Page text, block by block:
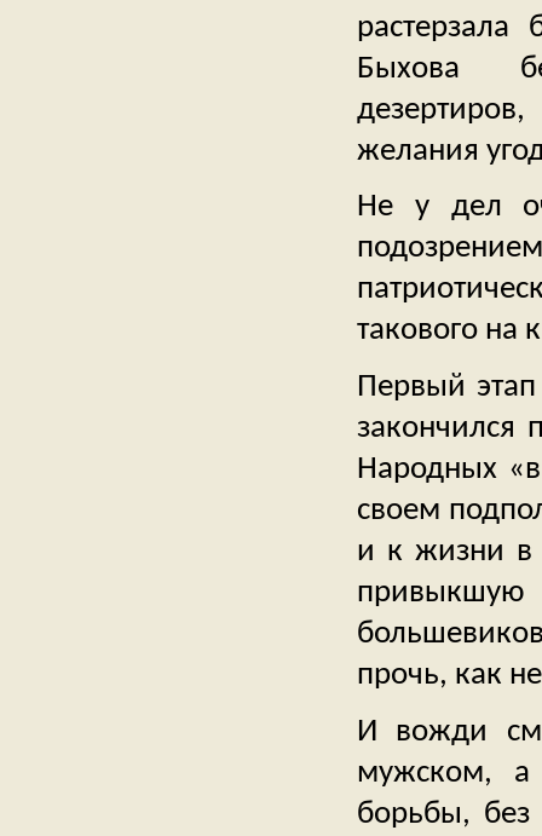
Быхова
желания
Не у дел
такового на
Первый
закончился
Народных
своем
и к жизни в
прочь, как
И вожди
мужском, а
борьбы, без